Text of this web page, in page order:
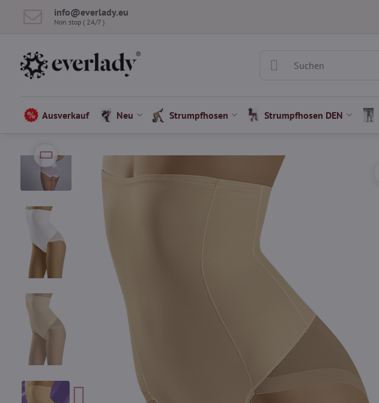
info​​@everlady​​.eu
Non stop ( 24/7 )
Ausverkauf Neu Strumpfhosen Strumpfhosen DEN